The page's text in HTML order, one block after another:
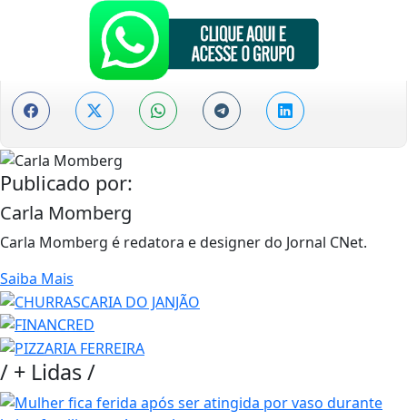
Publicado por:
Carla Momberg
Carla Momberg é redatora e designer do Jornal CNet.
Saiba Mais
/ + Lidas/